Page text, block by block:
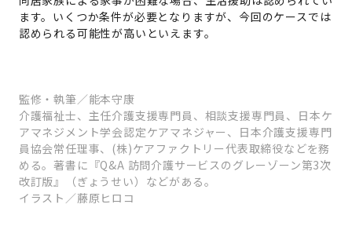
ます。いくつか条件が必要となりますが、今回のケースでは
認められる可能性が高いといえます。
監修・執筆／能本守康
介護福祉士、主任介護支援専門員、相談支援専門員、日本ケ
アマネジメント学会認定ケアマネジャー、日本介護支援専門
員協会常任理事、(株)ケアファクトリー代表取締役などを務
める。著書に『Q&A 訪問介護サービスのグレーゾーン第3次
改訂版』（ぎょうせい）などがある。
イラスト／藤原ヒロコ